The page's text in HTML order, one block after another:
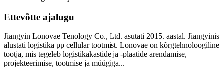
Ettevõtte ajalugu
Jiangyin Lonovae Tenology Co., Ltd. asutati 2015. aastal. Jiangyinis
alustati logistika pp cellular tootmist. Lonovae on kõrgtehnoloogiline
tootja, mis tegeleb logistikakastide ja -plaatide arendamise,
projekteerimise, tootmise ja müügiga...